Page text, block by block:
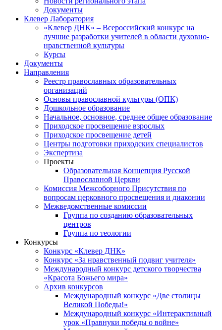
Документы
Клевер Лаборатория
«Клевер ДНК» – Всероссийский конкурс на
лучшие разработки учителей в области духовно-
нравственной культуры
Курсы
Документы
Направления
Реестр православных образовательных
организаций
Основы православной культуры (ОПК)
Дошкольное образование
Начальное, основное, среднее общее образование
Приходское просвещение взрослых
Приходское просвещение детей
Центры подготовки приходских специалистов
Экспертиза
Проекты
Образовательная Концепция Русской
Православной Церкви
Комиссия Межсоборного Присутствия по
вопросам церковного просвещения и диаконии
Межведомственные комиссии
Группа по созданию образовательных
центров
Группа по теологии
Конкурсы
Конкурс «Клевер ДНК»
Конкурс «За нравственный подвиг учителя»
Международный конкурс детского творчества
«Красота Божьего мира»
Архив конкурсов
Международный конкурс «Две столицы
Великой Победы!»
Международный конкурс «Интерактивный
урок «Правнуки победы о войне»